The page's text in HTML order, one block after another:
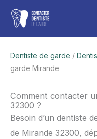
Aller
contenu
Dentiste de garde /
garde Mirande
Comment contacter
32300 ?
Besoin d’un dentiste
de Mirande 32300,